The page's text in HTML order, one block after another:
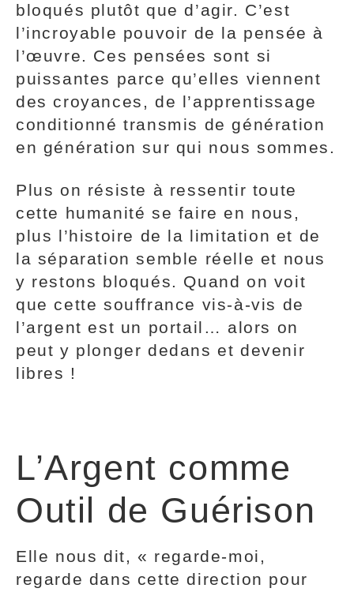
bloqués plutôt que d’agir. C’est
l’incroyable pouvoir de la pensée à
l’œuvre. Ces pensées sont si
puissantes parce qu’elles viennent
des croyances, de l’apprentissage
conditionné transmis de génération
en génération sur qui nous sommes.
Plus on résiste à ressentir toute
cette humanité se faire en nous,
plus l’histoire de la limitation et de
la séparation semble réelle et nous
y restons bloqués. Quand on voit
que cette souffrance vis-à-vis de
l’argent est un portail… alors on
peut y plonger dedans et devenir
libres !
L’Argent comme
Outil de Guérison
Elle nous dit, « regarde-moi,
regarde dans cette direction pour